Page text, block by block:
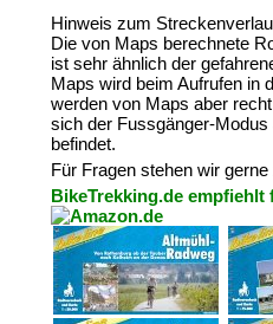
Hinweis zum
Die von Maps berechnete
ist sehr ähnlich der
Maps wird beim Aufrufen in
werden von Maps aber
sich der Fussgänger-
befindet.
Für Fragen stehen wir
BikeTrekking.de